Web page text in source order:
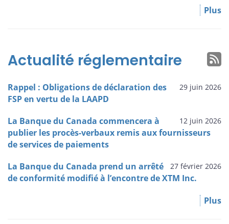
Plus
Actualité réglementaire
29 juin 2026
Rappel : Obligations de déclaration des
FSP en vertu de la LAAPD
12 juin 2026
La Banque du Canada commencera à
publier les procès-verbaux remis aux fournisseurs
de services de paiements
27 février 2026
La Banque du Canada prend un arrêté
de conformité modifié à l’encontre de XTM Inc.
Plus